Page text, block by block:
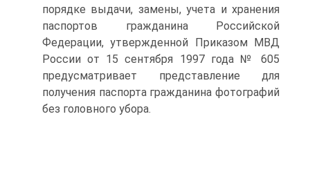
порядке выдачи, замены, учета и хранения
паспортов гражданина Российской
Федерации, утвержденной Приказом МВД
России от 15 сентября 1997 года № 605
предусматривает представление для
получения паспорта гражданина фотографий
без головного убора.